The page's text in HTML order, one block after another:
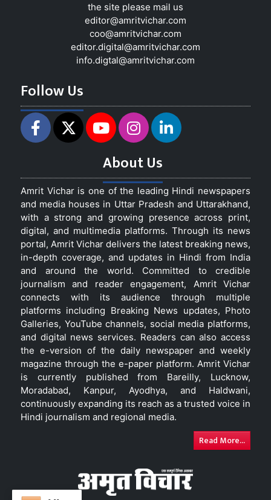
the site please mail us
editor@amritvichar.com
coo@amritvichar.com
editor.digital@amritvichar.com
info.digtal@amritvichar.com
Follow Us
About Us
Amrit Vichar is one of the leading Hindi newspapers
and media houses in Uttar Pradesh and Uttarakhand,
with a strong and growing presence across print,
digital, and multimedia platforms. Through its news
portal, Amrit Vichar delivers the latest breaking news,
in-depth coverage, and updates in Hindi from India
and around the world. Committed to credible
journalism and reader engagement, Amrit Vichar
connects with its audience through multiple
platforms including Breaking News updates, Photo
Galleries, YouTube channels, social media platforms,
and digital news services. Readers can also access
the e-version of the daily newspaper and weekly
magazine through the e-paper platform. Amrit Vichar
is currently published from Bareilly, Lucknow,
Moradabad, Kanpur, Ayodhya, and Haldwani,
continuously expanding its reach as a trusted voice in
Hindi journalism and regional media.
Read More...